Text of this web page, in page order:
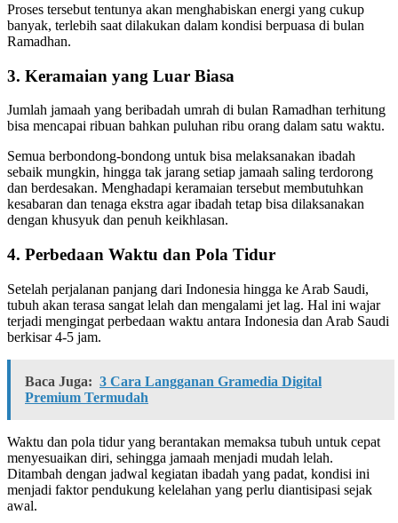
Proses tersebut tentunya akan menghabiskan energi yang cukup
banyak, terlebih saat dilakukan dalam kondisi berpuasa di bulan
Ramadhan.
3. Keramaian yang Luar Biasa
Jumlah jamaah yang beribadah umrah di bulan Ramadhan terhitung
bisa mencapai ribuan bahkan puluhan ribu orang dalam satu waktu.
Semua berbondong-bondong untuk bisa melaksanakan ibadah
sebaik mungkin, hingga tak jarang setiap jamaah saling terdorong
dan berdesakan. Menghadapi keramaian tersebut membutuhkan
kesabaran dan tenaga ekstra agar ibadah tetap bisa dilaksanakan
dengan khusyuk dan penuh keikhlasan.
4. Perbedaan Waktu dan Pola Tidur
Setelah perjalanan panjang dari Indonesia hingga ke Arab Saudi,
tubuh akan terasa sangat lelah dan mengalami jet lag. Hal ini wajar
terjadi mengingat perbedaan waktu antara Indonesia dan Arab Saudi
berkisar 4-5 jam.
Baca Juga: 3 Cara Langganan Gramedia Digital
Premium Termudah
Waktu dan pola tidur yang berantakan memaksa tubuh untuk cepat
menyesuaikan diri, sehingga jamaah menjadi mudah lelah.
Ditambah dengan jadwal kegiatan ibadah yang padat, kondisi ini
menjadi faktor pendukung kelelahan yang perlu diantisipasi sejak
awal.